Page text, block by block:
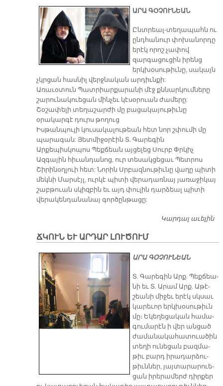
ԱՐԱ ԳՕՉՈՒՆԵԱՆ
Ընտրեալ-տեղապահն ու
ընդհանուր փոխանորդը
երէկ որոշ չափով
զարգացուցին իրենց
երկխօսութիւնը, սակայն
չկրցան հասնիլ վերջնական արդիւնքի:
Առաւօտուն Պատրիարքարանի մէջ քննարկումները
շարունակուեցան մինչեւ կէսօրուան ժամերը:
Շօշափելի տեղաշարժի մը բացակայութիւնը
օրակարգէ դուրս թողուց
Իսթանպուլի կուսակալութեան հետ նոր շփումի մը
պարագան: Յետմիջօրէին Տ. Գարեգին
Արքեպիսկոպոս Պեքճեան այցելեց Սուրբ Փրկիչ
Ազգային հիւանդանոց, ուր տեսակցեցաւ Պետրոս
Շիրինօղլուի հետ: Նորին Սրբազնութիւնը վաղը պիտի
մեկնի Մարսէյլ, ուրկէ պիտի վերադառնայ յառաջիկայ
շաբթուան սկիզբին եւ այդ փուլին դարձեալ պիտի
վերակենդանանայ գործընթացը:
Կարդալ աւելին
ՃԿՈՒՆ ԵՒ ԱՐԴԱՐ ԼՈՒԾՈՒՄ
ԱՐԱ ԳՕՉՈՒՆԵԱՆ
Տ. Գա­րե­գին Արք. Պեք­ճեա­
նի եւ Տ. Ա­րամ Արք. Ա­թէ­
շեա­նի մի­ջեւ ե­րէկ սկսաւ
կա­րե­ւոր երկ­խօ­սու­թիւն
մը։ Ե­կե­ղե­ցա­կան հա­մա­
գու­մա­րէն ի վեր ան­ցած
ժա­մա­նա­կա­հա­տուա­ծին
տե­ղի ու­նե­ցան բազ­մա­
թիւ բարդ ի­րա­դար­ձու­
թիւն­ներ, յայ­տա­րա­րուե­
ցան ի­րե­րա­մերժ դիր­քեր